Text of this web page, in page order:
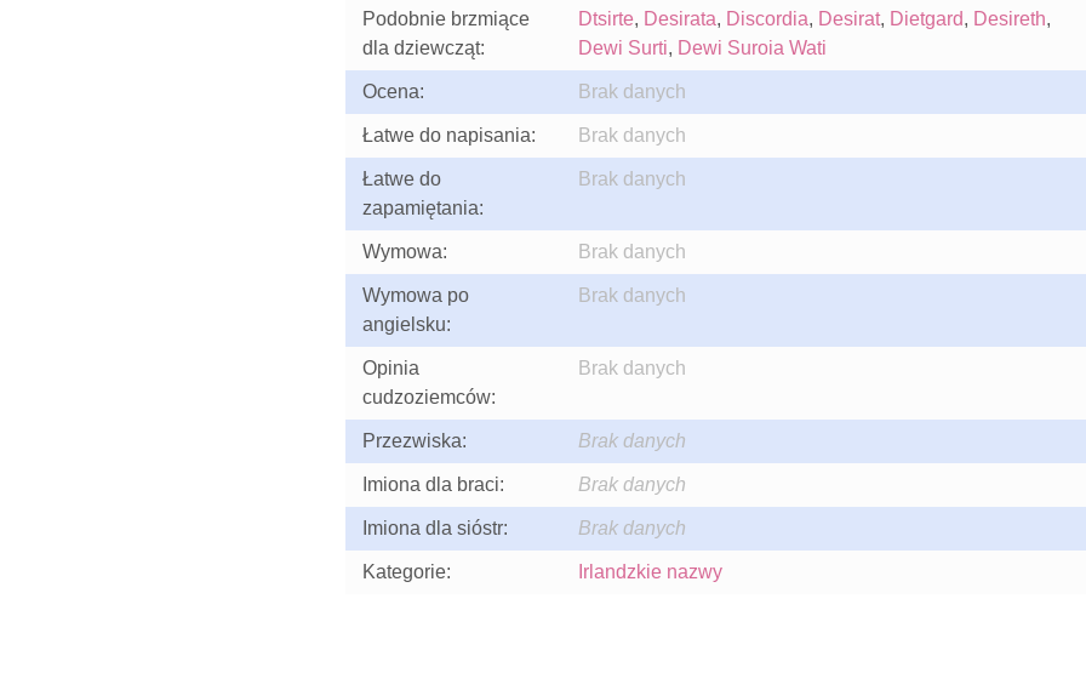
Podobnie brzmiące
dla dziewcząt:
Dtsirte, Desirata, Discordia, Desirat, Dietgard, Desireth,
Dewi Surti, Dewi Suroia Wati
Ocena: Brak danych
Łatwe do napisania: Brak danych
Łatwe do
zapamiętania:
Brak danych
Wymowa: Brak danych
Wymowa po
angielsku:
Brak danych
Opinia
cudzoziemców:
Brak danych
Przezwiska: Brak danych
Imiona dla braci: Brak danych
Imiona dla sióstr: Brak danych
Kategorie: Irlandzkie nazwy